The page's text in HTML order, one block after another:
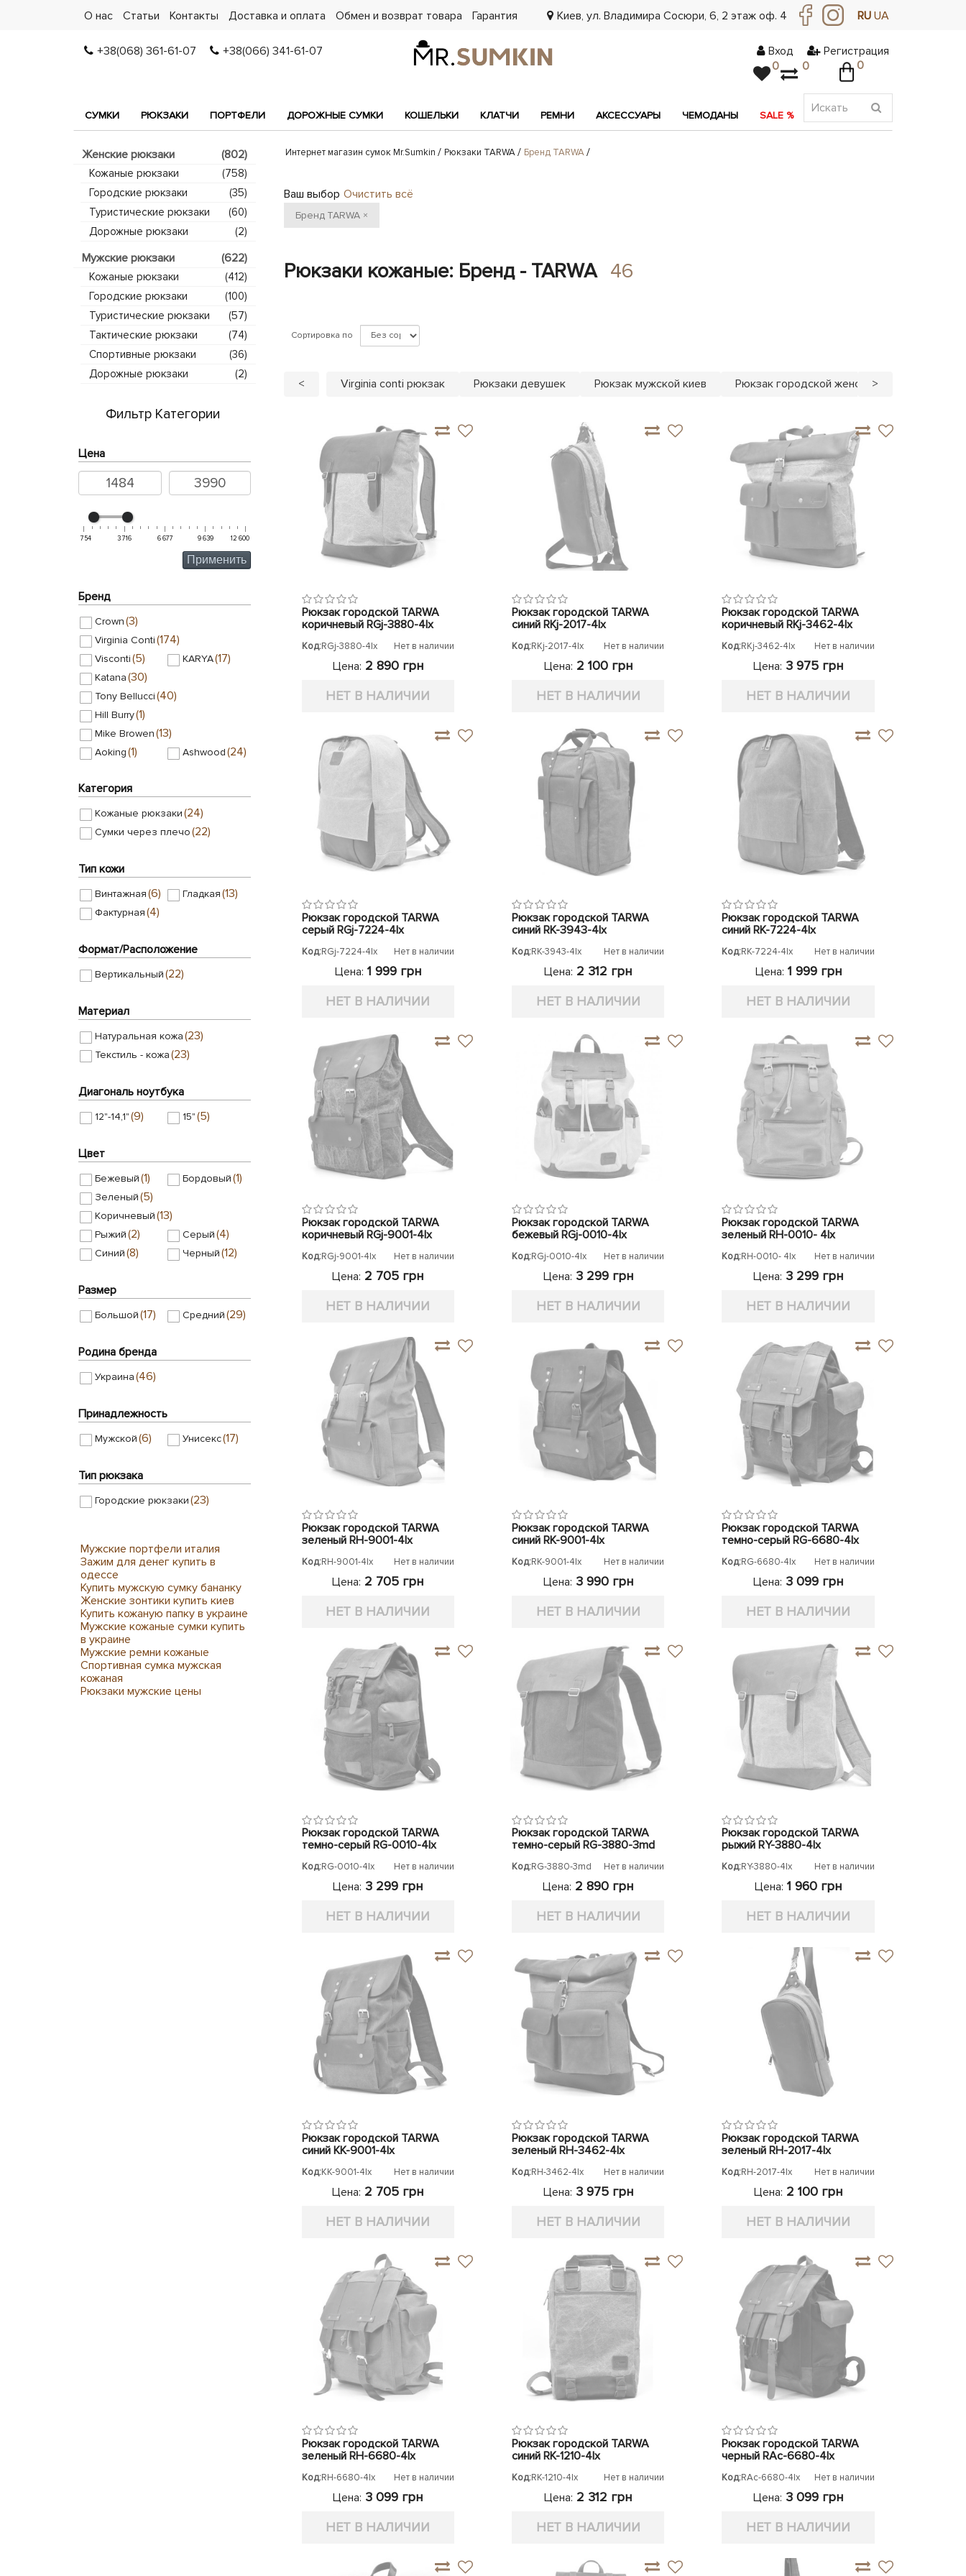
О нас Статьи Контакты Доставка и оплата Обмен и возврат товара Гарантия RU UA
Киев, ул. Владимира Сосюри, ​​6, 2 этаж оф. 4
+38(068) 361-61-07 +38(066) 341-61-07 Вход
Регистрация
0
0 0
СУМКИ РЮКЗАКИ ПОРТФЕЛИ ДОРОЖНЫЕ СУМКИ КОШЕЛЬКИ КЛАТЧИ РЕМНИ АКСЕССУАРЫ ЧЕМОДАНЫ SALE % АКЦИЯ
Женские рюкзаки (802)
Кожаные рюкзаки
(758)
Городские рюкзаки
(35)
Туристические рюкзаки
(60)
Дорожные рюкзаки
(2)
Мужские рюкзаки (622)
Кожаные рюкзаки
(412)
Городские рюкзаки
(100)
Туристические рюкзаки
(57)
Тактические рюкзаки
(74)
Спортивные рюкзаки
(36)
Дорожные рюкзаки
(2)
Фильтр Категории
Цена
754 3 716 6 677 9 639 12 600
Применить
Бренд
Crown(3)
Virginia Conti(174)
Visconti(5) KARYA(17)
Katana(30)
Tony Bellucci(40)
Hill Burry(1)
Mike Browen(13)
Aoking(1) Ashwood(24)
BlankNote
BOND(5)
Buffalo Bags(171)
Desisan
Giorgio Ferretti (35)
High Peak (28)
Monsen(12)
National Geographic
Poolparty
Remoid(5)
Ricco Grande(19)
TARWA
(14)
Jizuz(138) Bexhill(15)
Borsa Leather (12)
CAT(37)
Категория
Кожаные рюкзаки(24)
Сумки через плечо(22)
Тип кожи
Винтажная(6) Гладкая(13)
Фактурная(4)
Формат/Расположение
Вертикальный(22)
Материал
Натуральная кожа(23)
Текстиль - кожа(23)
Диагональ ноутбука
12"-14,1"(9) 15"(5)
Цвет
Бежевый(1) Бордовый(1)
Зеленый(5)
Коричневый(13)
Рыжий(2) Серый(4)
Синий(8) Черный(12)
Размер
Большой(17) Средний(29)
Родина бренда
Украина(46)
Принадлежность
Мужской(6) Унисекс(17)
Тип рюкзака
Городские рюкзаки(23)
Мужские портфели италия
Зажим для денег купить в
одессе
Купить мужскую сумку бананку
Женские зонтики купить киев
Купить кожаную папку в украине
Мужские кожаные сумки купить
в украине
Мужские ремни кожаные
Спортивная сумка мужская
кожаная
Рюкзаки мужские цены
Интернет магазин сумок Mr.Sumkin Рюкзаки TARWA Бренд TARWA
Ваш выбор Очистить всё
Бренд TARWA ×
Рюкзаки кожаные: Бренд - TARWA 46
Сортировка по
< Virginia conti рюкзак Рюкзаки девушек Рюкзак мужской киев Рюкзак городской женский
>
Рюкзак городской TARWA
коричневый RGj-3880-4lx
Код:RGj-3880-4lx Нет в наличии
Цена: 2 890 грн
НЕТ В НАЛИЧИИ
Рюкзак городской TARWA
синий RKj-2017-4lx
Код:RKj-2017-4lx Нет в наличии
Цена: 2 100 грн
НЕТ В НАЛИЧИИ
Рюкзак городской TARWA
коричневый RKj-3462-4lx
Код:RKj-3462-4lx Нет в наличии
Цена: 3 975 грн
НЕТ В НАЛИЧИИ
Рюкзак городской TARWA
серый RGj-7224-4lx
Код:RGj-7224-4lx Нет в наличии
Цена: 1 999 грн
НЕТ В НАЛИЧИИ
Рюкзак городской TARWA
синий RK-3943-4lx
Код:RK-3943-4lx Нет в наличии
Цена: 2 312 грн
НЕТ В НАЛИЧИИ
Рюкзак городской TARWA
синий RK-7224-4lx
Код:RK-7224-4lx Нет в наличии
Цена: 1 999 грн
НЕТ В НАЛИЧИИ
Рюкзак городской TARWA
коричневый RGj-9001-4lx
Код:RGj-9001-4lx Нет в наличии
Цена: 2 705 грн
НЕТ В НАЛИЧИИ
Рюкзак городской TARWA
бежевый RGj-0010-4lx
Код:RGj-0010-4lx Нет в наличии
Цена: 3 299 грн
НЕТ В НАЛИЧИИ
Рюкзак городской TARWA
зеленый RH-0010- 4lx
Код:RH-0010- 4lx Нет в наличии
Цена: 3 299 грн
НЕТ В НАЛИЧИИ
Рюкзак городской TARWA
зеленый RH-9001-4lx
Код:RH-9001-4lx Нет в наличии
Цена: 2 705 грн
НЕТ В НАЛИЧИИ
Рюкзак городской TARWA
синий RK-9001-4lx
Код:RK-9001-4lx Нет в наличии
Цена: 3 990 грн
НЕТ В НАЛИЧИИ
Рюкзак городской TARWA
темно-серый RG-6680-4lx
Код:RG-6680-4lx Нет в наличии
Цена: 3 099 грн
НЕТ В НАЛИЧИИ
Рюкзак городской TARWA
темно-серый RG-0010-4lx
Код:RG-0010-4lx Нет в наличии
Цена: 3 299 грн
НЕТ В НАЛИЧИИ
Рюкзак городской TARWA
темно-серый RG-3880-3md
Код:RG-3880-3md Нет в наличии
Цена: 2 890 грн
НЕТ В НАЛИЧИИ
Рюкзак городской TARWA
рыжий RY-3880-4lx
Код:RY-3880-4lx Нет в наличии
Цена: 1 960 грн
НЕТ В НАЛИЧИИ
Рюкзак городской TARWA
синий KK-9001-4lx
Код:KK-9001-4lx Нет в наличии
Цена: 2 705 грн
НЕТ В НАЛИЧИИ
Рюкзак городской TARWA
зеленый RH-3462-4lx
Код:RH-3462-4lx Нет в наличии
Цена: 3 975 грн
НЕТ В НАЛИЧИИ
Рюкзак городской TARWA
зеленый RH-2017-4lx
Код:RH-2017-4lx Нет в наличии
Цена: 2 100 грн
НЕТ В НАЛИЧИИ
Рюкзак городской TARWA
зеленый RН-6680-4lx
Код:RН-6680-4lx Нет в наличии
Цена: 3 099 грн
НЕТ В НАЛИЧИИ
Рюкзак городской TARWA
синий RK-1210-4lx
Код:RK-1210-4lx Нет в наличии
Цена: 2 312 грн
НЕТ В НАЛИЧИИ
Рюкзак городской TARWA
черный RAc-6680-4lx
Код:RAc-6680-4lx Нет в наличии
Цена: 3 099 грн
НЕТ В НАЛИЧИИ